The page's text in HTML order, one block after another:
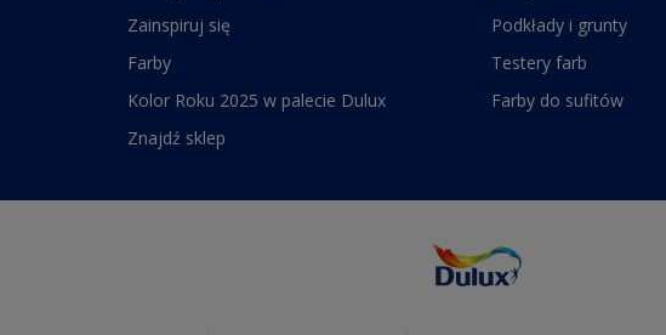
Zainspiruj się
Farby
Kolor Roku 2025 w palecie Dulux
Znajdź sklep
Podkłady i grunty
Testery farb
Farby do sufitów